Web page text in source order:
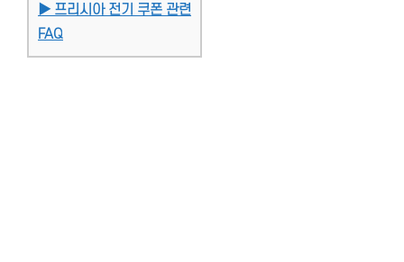
▶ 프리시아 전기 쿠폰 관련
FAQ